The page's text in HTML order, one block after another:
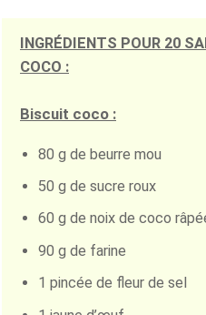
INGRÉDIENTS POUR 20
COCO :
Biscuit coco :
80 g de beurre mou
50 g de sucre roux
60 g de noix de coco
90 g de farine
1 pincée de fleur de sel